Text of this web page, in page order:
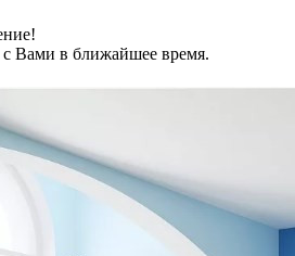
Вами в ближайшее время.